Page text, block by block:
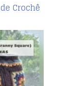
Crochê